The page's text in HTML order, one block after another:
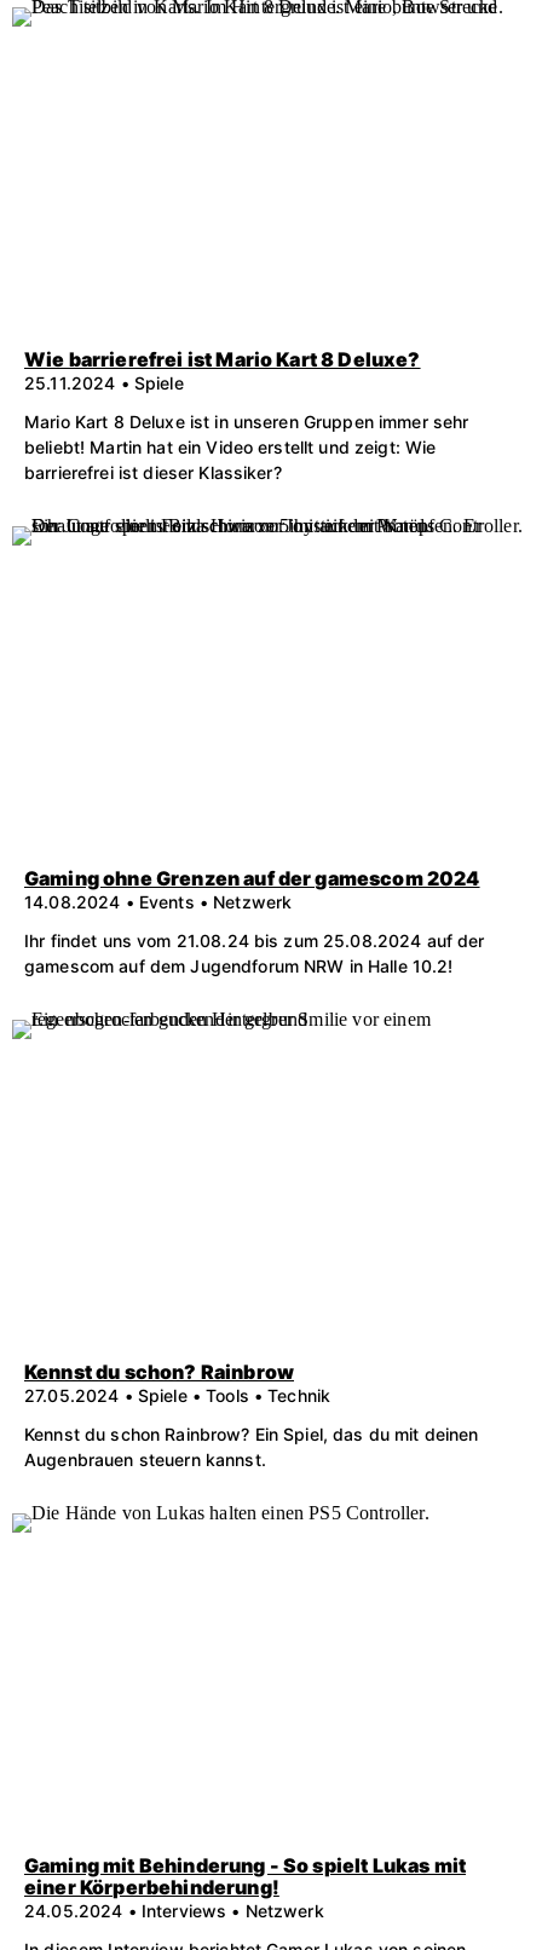
Wie barrierefrei ist Mario Kart 8 Deluxe?
25.11.2024 • Spiele
Mario Kart 8 Deluxe ist in unseren Gruppen immer sehr
beliebt! Martin hat ein Video erstellt und zeigt: Wie
barrierefrei ist dieser Klassiker?
Gaming ohne Grenzen auf der gamescom 2024
14.08.2024 • Events • Netzwerk
Ihr findet uns vom 21.08.24 bis zum 25.08.2024 auf der
gamescom auf dem Jugendforum NRW in Halle 10.2!
Kennst du schon? Rainbrow
27.05.2024 • Spiele • Tools • Technik
Kennst du schon Rainbrow? Ein Spiel, das du mit deinen
Augenbrauen steuern kannst.
Gaming mit Behinderung - So spielt Lukas mit
einer Körperbehinderung!
24.05.2024 • Interviews • Netzwerk